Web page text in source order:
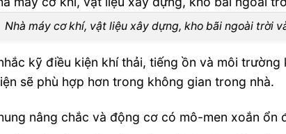
Nhà máy cơ khí, vật liệu xây dựng, kho bãi ngoài trời
kỹ điều kiện khí thải, tiếng ồn và môi
sẽ phù hợp hơn trong không gian trong nhà.
nâng chắc và động cơ có mô-men xoắn ổn